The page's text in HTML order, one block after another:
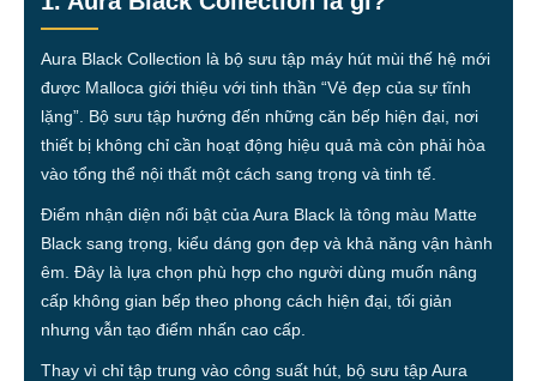
Aura Black Collection là bộ sưu tập máy hút mùi thế hệ mới
được Malloca giới thiệu với tinh thần “Vẻ đẹp của sự tĩnh
lặng”. Bộ sưu tập hướng đến những căn bếp hiện đại, nơi
thiết bị không chỉ cần hoạt động hiệu quả mà còn phải hòa
vào tổng thể nội thất một cách sang trọng và tinh tế.
Điểm nhận diện nổi bật của Aura Black là tông màu Matte
Black sang trọng, kiểu dáng gọn đẹp và khả năng vận hành
êm. Đây là lựa chọn phù hợp cho người dùng muốn nâng
cấp không gian bếp theo phong cách hiện đại, tối giản
nhưng vẫn tạo điểm nhấn cao cấp.
Thay vì chỉ tập trung vào công suất hút, bộ sưu tập Aura